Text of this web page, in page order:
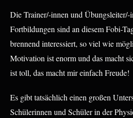
Die Trainer/-innen und Übungsleiter/-
Fortbildungen sind an diesem Fobi-
brennend interessiert, so viel wie
Motivation ist enorm und das macht
ist toll, das macht mir einfach Freude!
Es gibt tatsächlich einen großen
Schülerinnen und Schüler in der